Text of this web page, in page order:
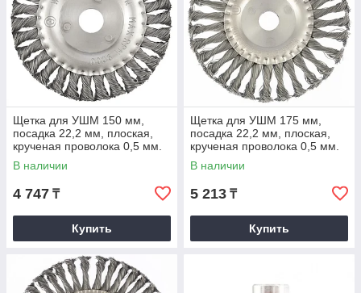
Щетка для УШМ 150 мм,
посадка 22,2 мм, плоская,
крученая проволока 0,5 мм.
MATRIX
В наличии
4 747 ₸
Купить
Щетка для УШМ 175 мм,
посадка 22,2 мм, плоская,
крученая проволока 0,5 мм.
MATRIX
В наличии
5 213 ₸
Купить